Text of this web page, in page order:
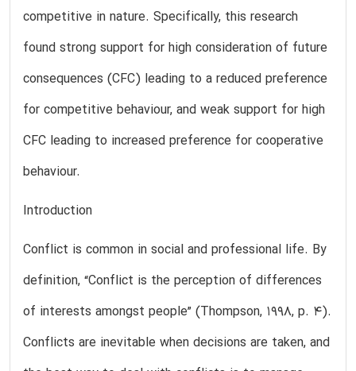
competitive in nature. Specifically, this research
found strong support for high consideration of future
consequences (CFC) leading to a reduced preference
for competitive behaviour, and weak support for high
CFC leading to increased preference for cooperative
behaviour.
Introduction
Conflict is common in social and professional life. By
definition, “Conflict is the perception of differences
of interests amongst people” (Thompson, 1998, p. 4).
Conflicts are inevitable when decisions are taken, and